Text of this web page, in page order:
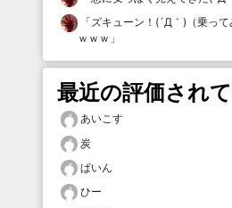
「ズキューン！(´Д｀)（乗って
ｗｗｗ 」
最近の評価され
あいこす
炭
ぱいん
ひー